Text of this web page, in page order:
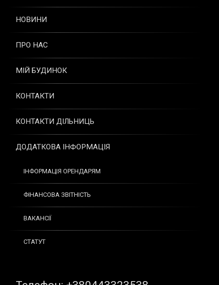
НОВИНИ
ПРО НАС
МІЙ БУДИНОК
КОНТАКТИ
КОНТАКТИ ДІЛЬНИЦЬ
ДОДАТКОВА ІНФОРМАЦІЯ
ІНФОРМАЦІЯ ОРЕНДАРЯМ
ФІНАНСОВА ЗВІТНІСТЬ
ВАКАНСІЇ
СТАТУТ